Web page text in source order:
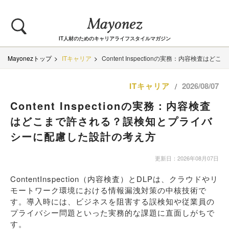
IT人材のためのキャリアライフスタイルマガジン
Mayonezトップ ITキャリア Content Inspectionの実務：内容検査はどこ
ITキャリア / 2026/08/07
Content Inspectionの実務：内容検査
はどこまで許される？誤検知とプライバ
シーに配慮した設計の考え方
更新日：2026年08月07日
ContentInspection（内容検査）とDLPは、クラウドやリ
モートワーク環境における情報漏洩対策の中核技術で
す。導入時には、ビジネスを阻害する誤検知や従業員の
プライバシー問題といった実務的な課題に直面しがちで
す。